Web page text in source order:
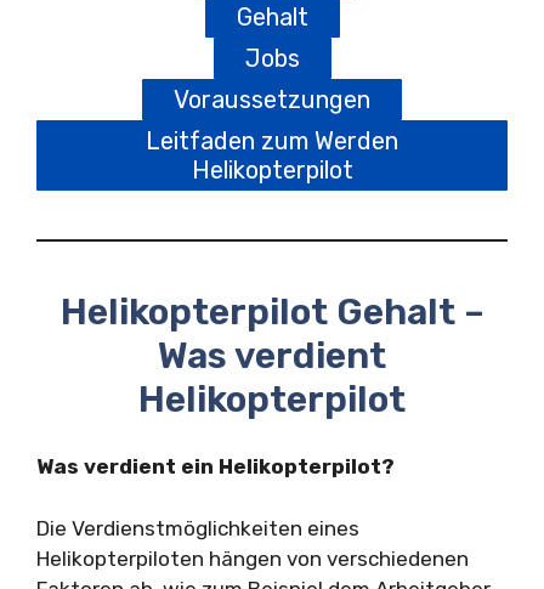
Gehalt
Jobs
Voraussetzungen
Leitfaden zum Werden
Helikopterpilot
Helikopterpilot Gehalt –
Was verdient
Helikopterpilot
Was verdient ein Helikopterpilot?
Die Verdienstmöglichkeiten eines
Helikopterpiloten hängen von verschiedenen